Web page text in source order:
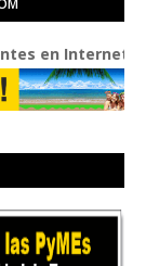
Internet